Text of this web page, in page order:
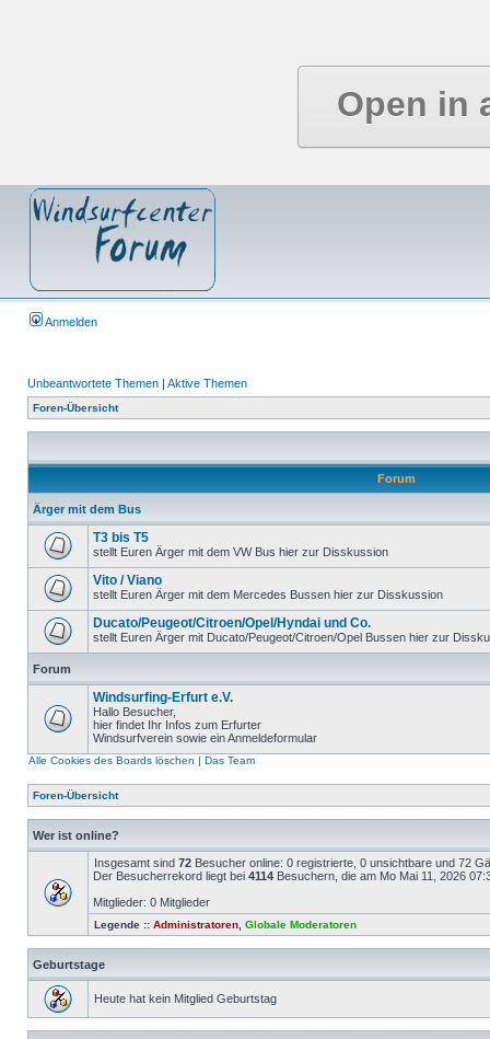
Open in
Anmelden
Unbeantwortete Themen | Aktive Themen
Foren-Übersicht
Forum
Ärger mit dem Bus
T3 bis T5
stellt Euren Ärger mit dem VW Bus hier zur Disskussion
Vito / Viano
stellt Euren Ärger mit dem Mercedes Bussen hier zur Disskussion
Ducato/Peugeot/Citroen/Opel/Hyndai und Co.
stellt Euren Ärger mit Ducato/Peugeot/Citroen/Opel Bussen hier zur
Forum
Windsurfing-Erfurt e.V.
Hallo Besucher,
hier findet Ihr Infos zum Erfurter
Windsurfverein sowie ein Anmeldeformular
Alle Cookies des Boards löschen | Das Team
Foren-Übersicht
Wer ist online?
Insgesamt sind 72 Besucher online: 0 registrierte, 0 unsichtbare und 72
Der Besucherrekord liegt bei 4114 Besuchern, die am Mo Mai 11, 2026
Mitglieder: 0 Mitglieder
Legende :: Administratoren Globale Moderatoren
Geburtstage
Heute hat kein Mitglied Geburtstag